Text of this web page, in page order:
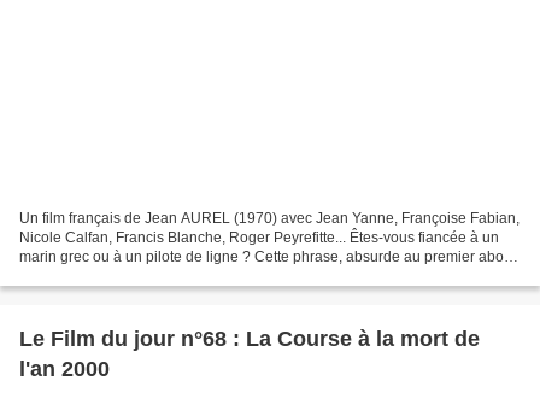
Un film français de Jean AUREL (1970) avec Jean Yanne, Françoise Fabian,
Nicole Calfan, Francis Blanche, Roger Peyrefitte... Êtes-vous fiancée à un
marin grec ou à un pilote de ligne ? Cette phrase, absurde au premier abord,
Le Film du jour n°68 : La Course à la mort de
l'an 2000